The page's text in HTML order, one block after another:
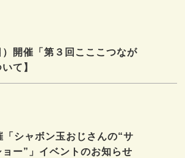
）開催「第３回こここつなが
て】
シャボン玉おじさんの“サ
ー”」イベントのお知らせ